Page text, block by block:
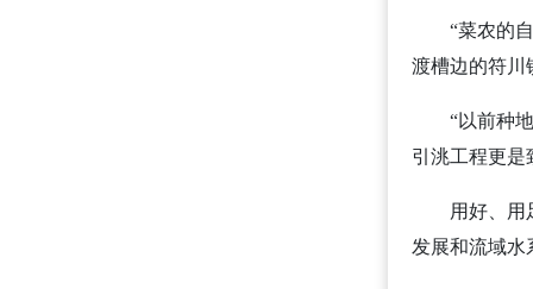
“菜农的
渡槽边的符川
“以前种
引洮工程更是
用好、用
发展和流域水